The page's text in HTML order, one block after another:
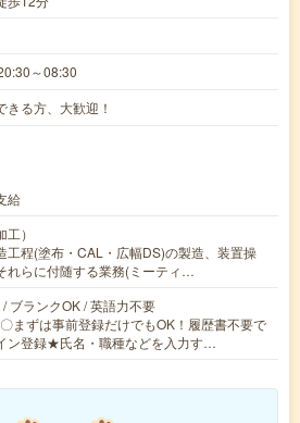
～08:30
きる方、大歓迎！
給
）
工程(塗布・CAL・広幅DS)の製造、装置操
れらに付随する業務(ミーティ…
ブランクOK / 英語力不要
まずは事前登録だけでもOK！履歴書不要で
ン登録★氏名・職種などを入力す…